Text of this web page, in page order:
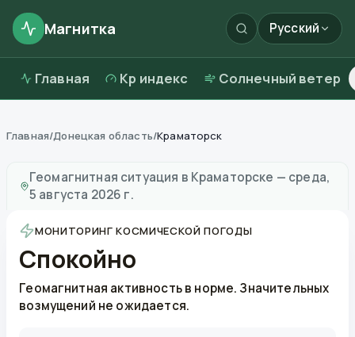
Магнитка Русский
Главная Kp индекс Солнечный ветер
Главная/Донецкая область/Краматорск
Геомагнитная ситуация в Краматорске — среда,
5 августа 2026 г.
МОНИТОРИНГ КОСМИЧЕСКОЙ ПОГОДЫ
Спокойно
Геомагнитная активность в норме. Значительных
возмущений не ожидается.